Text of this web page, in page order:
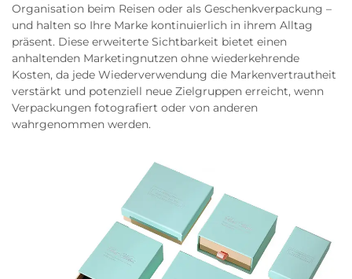
Organisation beim Reisen oder als Geschenkverpackung –
und halten so Ihre Marke kontinuierlich in ihrem Alltag
präsent. Diese erweiterte Sichtbarkeit bietet einen
anhaltenden Marketingnutzen ohne wiederkehrende
Kosten, da jede Wiederverwendung die Markenvertrautheit
verstärkt und potenziell neue Zielgruppen erreicht, wenn
Verpackungen fotografiert oder von anderen
wahrgenommen werden.